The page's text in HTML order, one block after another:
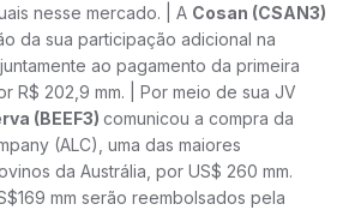
nesse mercado. | A Cosan (CSAN3)
da sua participação adicional na
ao pagamento da primeira
R$ 202,9 mm. | Por meio de sua JV
(BEEF3) comunicou a compra da
(ALC), uma das maiores
da Austrália, por US$ 260 mm.
mm serão reembolsados pela